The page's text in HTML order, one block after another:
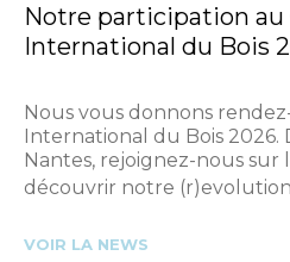
Notre participation au
International du Bois
Nous vous donnons
International du Bois 2026.
Nantes, rejoignez-nous sur
découvrir notre
VOIR LA NEWS